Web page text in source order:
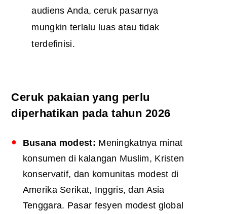
audiens Anda, ceruk pasarnya
mungkin terlalu luas atau tidak
terdefinisi.
Ceruk pakaian yang perlu
diperhatikan pada tahun 2026
Busana modest: Meningkatnya minat
konsumen di kalangan Muslim, Kristen
konservatif, dan komunitas modest di
Amerika Serikat, Inggris, dan Asia
Tenggara. Pasar fesyen modest global